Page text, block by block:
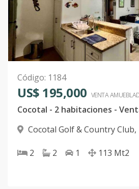
Código: 1184
US$ 195,000 VENTA
Cocotal - 2 habitaciones -
Cocotal Golf & Country Club,
2 2 1 113 Mt2